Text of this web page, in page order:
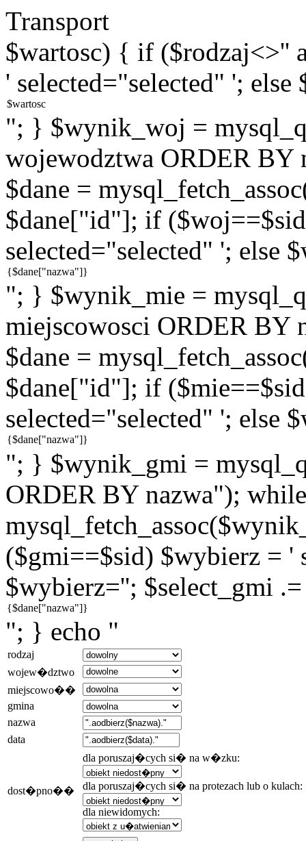
Transport
$wartosc) { if ($rodzaj<>''
' selected="selected" ';
"; } $wynik_woj =
wojewodztwa ORDER
$dane =
$dane["id"]; if
selected="selected" '; else
"; } $wynik_mie =
miejscowosci ORDER BY
$dane =
$dane["id"]; if
selected="selected" '; else
"; } $wynik_gmi =
ORDER BY nazwa");
($gmi==$sid) $wybierz = '
$wybierz=''; $select_gmi
"; } echo "
rodzaj
wojew�dztwo
miejscowo��
gmina
nazwa
data
dost�pno��
dla poruszaj�cych si� na w�zku:
dla poruszaj�cych si� na protezach lub o kulach:
dla niewidomych: